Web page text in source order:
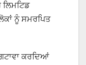
ਨੂੰ ਸਮਰਪਿਤ
ਕਰਦਿਆਂ